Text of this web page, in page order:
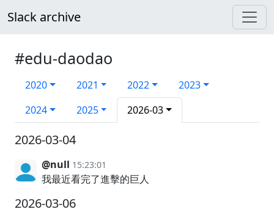
Slack archive
#edu-daodao
2020 2021 2022
2023
2024
2025 2026-03
2026-03-04
@null 15:23:01
我最近看完了進擊的巨人
2026-03-06